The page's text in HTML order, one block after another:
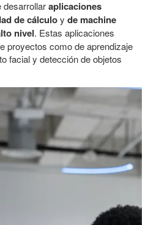
desarrollaraplicaciones
de cálculoy de machine
nivel. Estas aplicaciones
proyectos como de aprendizaje
facial y detección de objetos